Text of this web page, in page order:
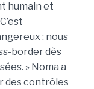
humain et
: nous
border dès
» Noma a
des contrôles